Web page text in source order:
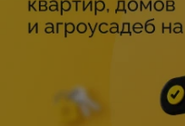
Фильм в доступной
астрономических
понять нашу
звёзд и туманностей,
телескопами. А после
потеряетесь в космосе!